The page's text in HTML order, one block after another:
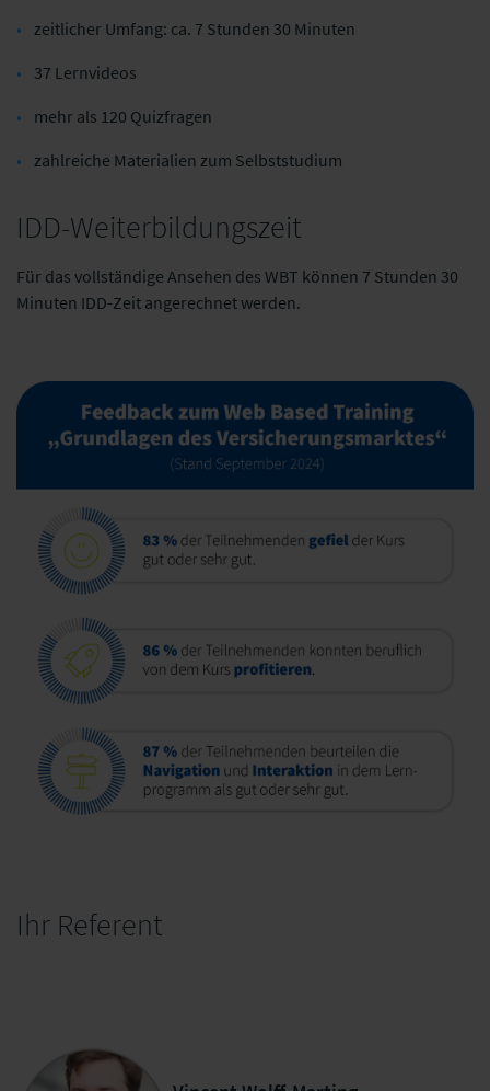
zeitlicher Umfang: ca. 7 Stunden 30 Minuten
37 Lernvideos
mehr als 120 Quizfragen
zahlreiche Materialien zum Selbststudium
IDD-Weiterbildungszeit
Für das vollständige Ansehen des WBT können 7 Stunden 30
Minuten IDD-Zeit angerechnet werden.
Ihr Referent